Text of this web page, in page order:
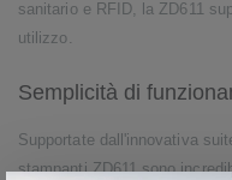
sanitario e RFID, la ZD611
utilizzo.
Semplicità di
Supportate dall'innovativa
stampanti ZD611 sono